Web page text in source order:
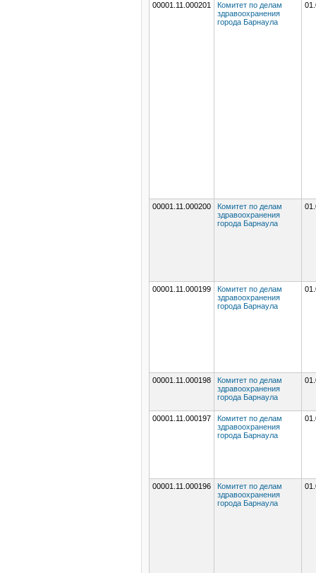
00001.11.000201
Комитет по делам
здравоохранения
города Барнаула
00001.11.000200
Комитет по делам
здравоохранения
города Барнаула
00001.11.000199
Комитет по делам
здравоохранения
города Барнаула
00001.11.000198
Комитет по делам
здравоохранения
города Барнаула
00001.11.000197
Комитет по делам
здравоохранения
города Барнаула
00001.11.000196
Комитет по делам
здравоохранения
города Барнаула